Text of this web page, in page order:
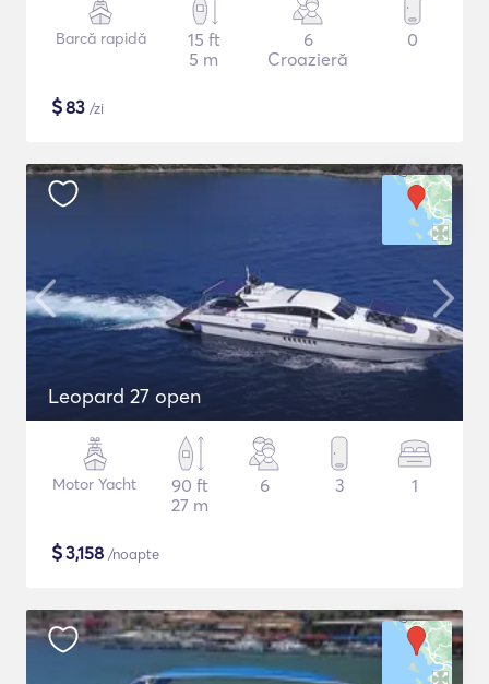
Barcă rapidă
15 ft
5 m
6
Croazieră
0
$83 /zi
Leopard 27 open
Motor Yacht
90 ft
27 m
6 3 1
$3,158 /noapte